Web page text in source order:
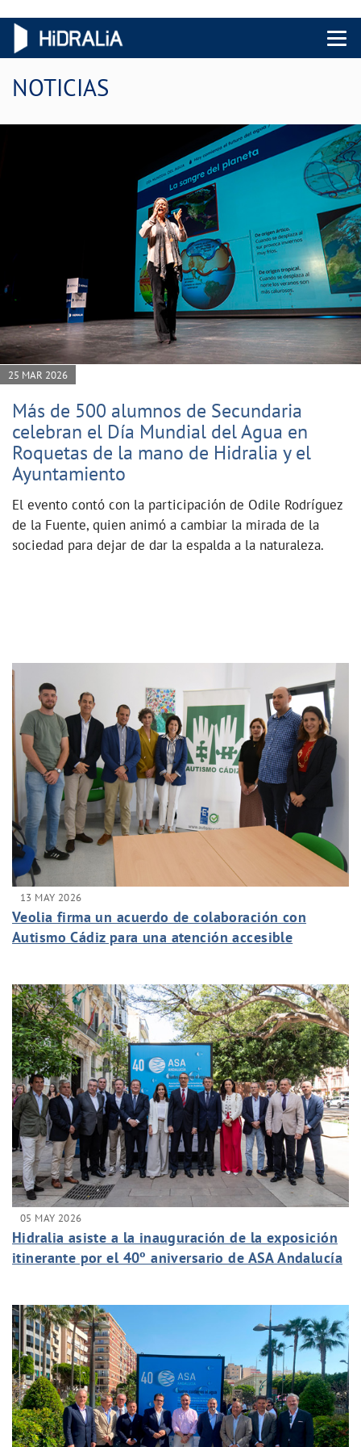
Menu
NOTICIAS
25 MAR 2026
Más de 500 alumnos de Secundaria
celebran el Día Mundial del Agua en
Roquetas de la mano de Hidralia y el
Ayuntamiento
El evento contó con la participación de Odile Rodríguez
de la Fuente, quien animó a cambiar la mirada de la
sociedad para dejar de dar la espalda a la naturaleza.
13 MAY 2026
Veolia firma un acuerdo de colaboración con
Autismo Cádiz para una atención accesible
05 MAY 2026
Hidralia asiste a la inauguración de la exposición
itinerante por el 40º aniversario de ASA Andalucía